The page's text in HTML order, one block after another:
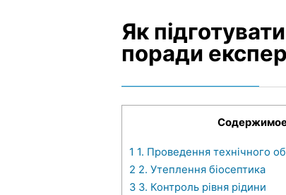
Як
поради
1 1. Проведення технічного
2 2. Утеплення біосептика
3 3. Контроль рівня рідини